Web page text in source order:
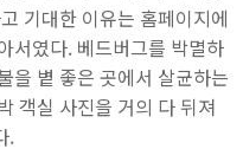
기대한 이유는 홈페이지에
서였다. 베드버그를 박멸하
을 볕 좋은 곳에서 살균하는
객실 사진을 거의 다 뒤져
.